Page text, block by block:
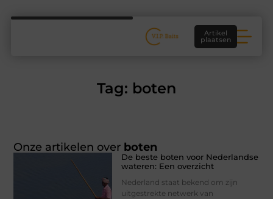
Artikel
plaatsen
Tag: boten
Onze artikelen over boten
De beste boten voor Nederlandse
wateren: Een overzicht
Nederland staat bekend om zijn
uitgestrekte netwerk van